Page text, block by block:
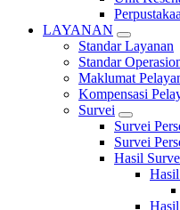
LAYANAN
Standar Layanan
Standar
Maklumat
Kompensasi
Survei
Survei
Survei
Hasil